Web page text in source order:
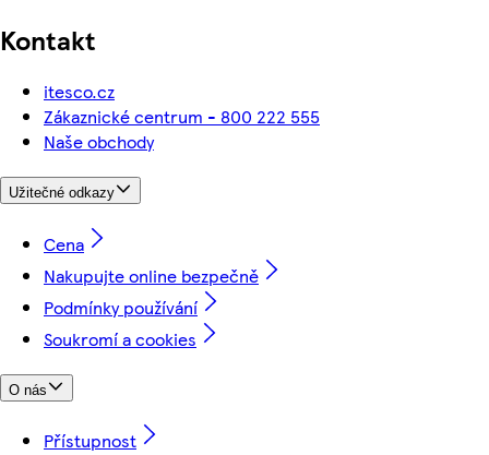
Kontakt
itesco.cz
Zákaznické centrum - 800 222 555
Naše obchody
Užitečné odkazy
Cena
Nakupujte online bezpečně
Podmínky používání
Soukromí a cookies
O nás
Přístupnost